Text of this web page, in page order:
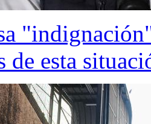
de esta